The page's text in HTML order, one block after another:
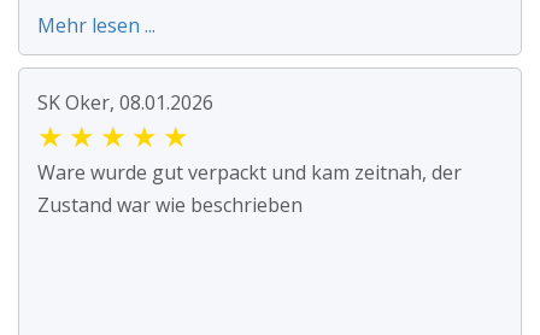
Mehr lesen ...
SK Oker, 08.01.2026
★ ★ ★ ★ ★
Ware wurde gut verpackt und kam zeitnah, der
Zustand war wie beschrieben